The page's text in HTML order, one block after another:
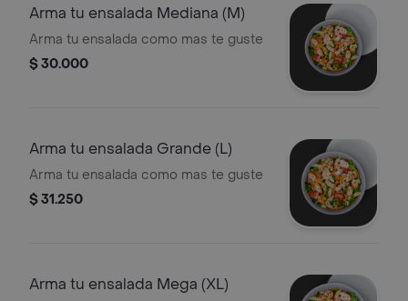
Arma tu ensalada Mediana (M)
Arma tu ensalada como mas te guste
$ 30.000
Arma tu ensalada Grande (L)
Arma tu ensalada como mas te guste
$ 31.250
Arma tu ensalada Mega (XL)